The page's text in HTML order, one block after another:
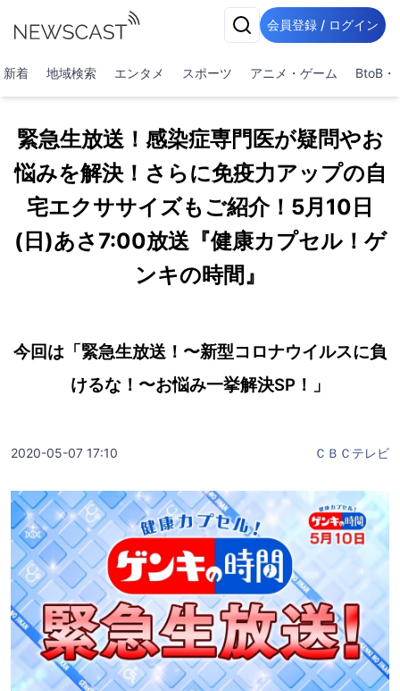
会員登録 / ログイン
新着 地域検索 エンタメ スポーツ アニメ・ゲーム BtoB・
緊急生放送！感染症専門医が疑問やお
悩みを解決！さらに免疫力アップの自
宅エクササイズもご紹介！5月10日
(日)あさ7:00放送『健康カプセル！ゲ
ンキの時間』
今回は「緊急生放送！〜新型コロナウイルスに負
けるな！〜お悩み一挙解決SP！」
2020-05-07 17:10 ＣＢＣテレビ